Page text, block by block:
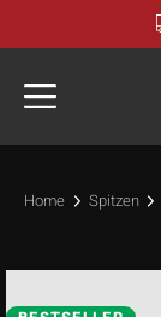
Inhalt
Home Spitzen